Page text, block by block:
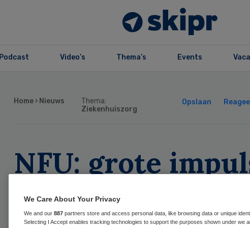
Podcast Video’s Thema’s Events
Home › Nieuws
Thema:
Ziekenhuiszorg
Opslaan
NFU: grote
voor
onderzoek en
We Care About Your Privacy
We and our 887 partners store and access personal data, like browsing data or unique
Selecting I Accept enables tracking technologies to support the purposes shown under we